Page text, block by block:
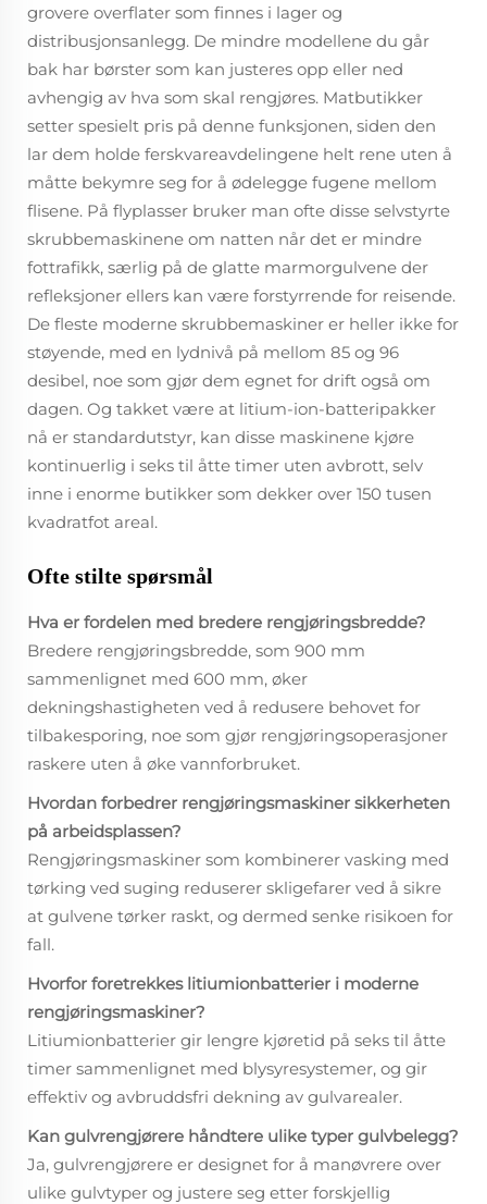
grovere overflater som finnes i lager og
distribusjonsanlegg. De mindre modellene du går
bak har børster som kan justeres opp eller ned
avhengig av hva som skal rengjøres. Matbutikker
setter spesielt pris på denne funksjonen, siden den
lar dem holde ferskvareavdelingene helt rene uten å
måtte bekymre seg for å ødelegge fugene mellom
flisene. På flyplasser bruker man ofte disse selvstyrte
skrubbemaskinene om natten når det er mindre
fottrafikk, særlig på de glatte marmorgulvene der
refleksjoner ellers kan være forstyrrende for reisende.
De fleste moderne skrubbemaskiner er heller ikke for
støyende, med en lydnivå på mellom 85 og 96
desibel, noe som gjør dem egnet for drift også om
dagen. Og takket være at litium-ion-batteripakker
nå er standardutstyr, kan disse maskinene kjøre
kontinuerlig i seks til åtte timer uten avbrott, selv
inne i enorme butikker som dekker over 150 tusen
kvadratfot areal.
Ofte stilte spørsmål
Hva er fordelen med bredere rengjøringsbredde?
Bredere rengjøringsbredde, som 900 mm
sammenlignet med 600 mm, øker
dekningshastigheten ved å redusere behovet for
tilbakesporing, noe som gjør rengjøringsoperasjoner
raskere uten å øke vannforbruket.
Hvordan forbedrer rengjøringsmaskiner sikkerheten
på arbeidsplassen?
Rengjøringsmaskiner som kombinerer vasking med
tørking ved suging reduserer skligefarer ved å sikre
at gulvene tørker raskt, og dermed senke risikoen for
fall.
Hvorfor foretrekkes litiumionbatterier i moderne
rengjøringsmaskiner?
Litiumionbatterier gir lengre kjøretid på seks til åtte
timer sammenlignet med blysyresystemer, og gir
effektiv og avbruddsfri dekning av gulvarealer.
Kan gulvrengjørere håndtere ulike typer gulvbelegg?
Ja, gulvrengjørere er designet for å manøvrere over
ulike gulvtyper og justere seg etter forskjellig